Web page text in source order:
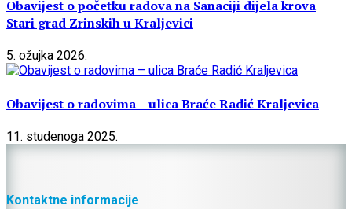
Obavijest o početku radova na Sanaciji dijela krova
Stari grad Zrinskih u Kraljevici
5. ožujka 2026.
Obavijest o radovima – ulica Braće Radić Kraljevica
11. studenoga 2025.
Kontaktne informacije